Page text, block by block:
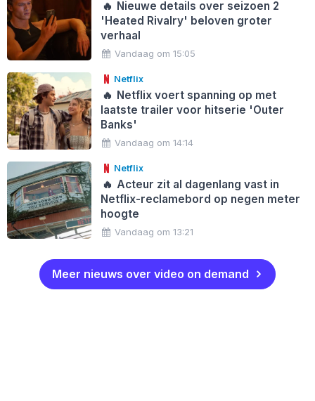
🔥 Nieuwe details over seizoen 2
'Heated Rivalry' beloven groter
verhaal
Vandaag om 15:05
Netflix
🔥 Netflix voert spanning op met
laatste trailer voor hitserie 'Outer
Banks'
Vandaag om 14:14
Netflix
🔥 Acteur zit al dagenlang vast in
Netflix-reclamebord op negen meter
hoogte
Vandaag om 13:21
Meer nieuws over video on demand